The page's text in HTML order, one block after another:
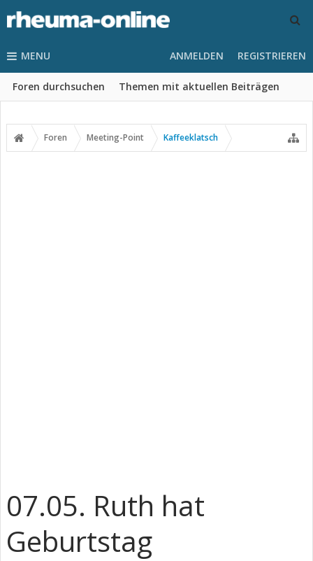
MENU
Foren durchsuchen Themen mit aktuellen Beiträgen
ANMELDEN REGISTRIEREN
Foren Meeting-Point Kaffeeklatsch
07.05. Ruth hat
Geburtstag